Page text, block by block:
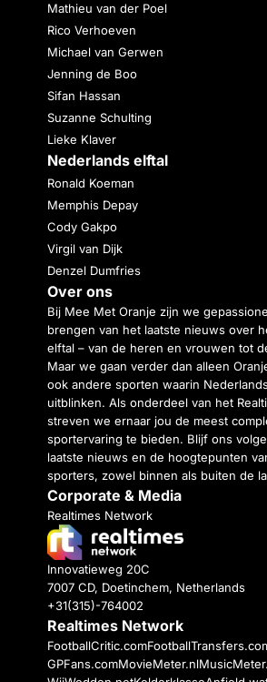
Mathieu van der Poel
Rico Verhoeven
Michael van Gerwen
Jenning de Boo
Sifan Hassan
Suzanne Schulting
Lieke Klaver
Nederlands elftal
Ronald Koeman
Memphis Depay
Cody Gakpo
Virgil van Dijk
Denzel Dumfries
Over ons
Bij Mee Met Oranje zijn we
brengen van het laatste nieuws over
elftal – van de heren en vrouwen tot
Maar we gaan verder dan alleen
ook andere sporten waarin
uitblinken. Als onderdeel van het
streven we ernaar jou de meest
sportervaring te bieden. Blijf ons
laatste nieuws en de hoogtepunten
sporters, zowel binnen als buiten de
Corporate & Media
Realtimes Network
Innovatieweg 20C
7007 CD, Doetinchem, Netherlands
+31(315)-764002
Realtimes Network
FootballCritic.com
GPFans.comMovieMeter.nl